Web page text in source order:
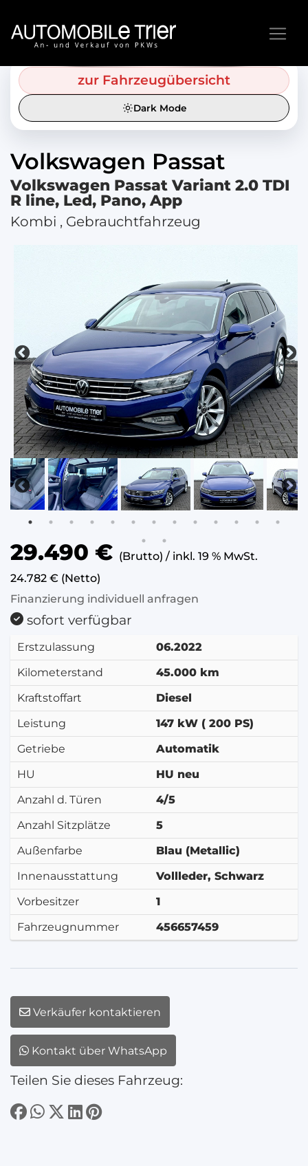
zur Fahrzeugübersicht
Dark Mode
Volkswagen Passat
Volkswagen Passat Variant 2.0 TDI
R line, Led, Pano, App
Kombi , Gebrauchtfahrzeug
29.490 € (Brutto) / inkl. 19 % MwSt.
24.782 € (Netto)
Finanzierung individuell anfragen
sofort verfügbar
Erstzulassung
06.2022
Kilometerstand
45.000 km
Kraftstoffart
Diesel
Leistung
147 kW ( 200 PS)
Getriebe
Automatik
HU
HU neu
Anzahl d. Türen
4/5
Anzahl Sitzplätze
5
Außenfarbe
Blau (Metallic)
Innenausstattung
Vollleder, Schwarz
Vorbesitzer
1
Fahrzeugnummer
456657459
Verkäufer kontaktieren
Kontakt über WhatsApp
Teilen Sie dieses Fahrzeug: